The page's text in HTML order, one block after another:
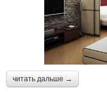
читать дальше →